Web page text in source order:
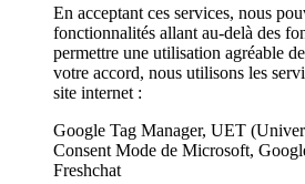
En acceptant ces services, nous
fonctionnalités allant au-delà des
permettre une utilisation agréable
votre accord, nous utilisons les
site internet :
Google Tag Manager, UET
Consent Mode de Microsoft,
Freshchat